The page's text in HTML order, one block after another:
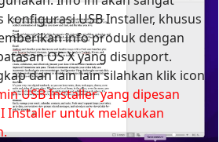
USB Installer, khusus
info produk dengan
OS X yang disupport.
dan lain lain silahkan klik icon
USB Installer yang dipesan
Installer untuk melakukan